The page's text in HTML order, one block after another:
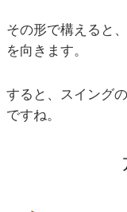
その形で構えると
を向きます。
すると、スイング
ですね。